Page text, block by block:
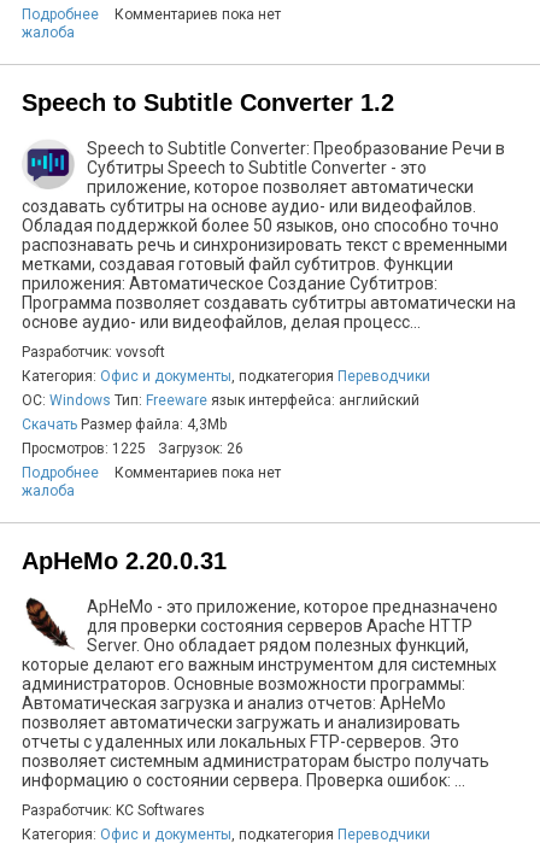
Подробнее
Комментариев пока нет
жалоба
Speech to Subtitle Converter 1.2
Speech to Subtitle Converter: Преобразование Речи в
Субтитры Speech to Subtitle Converter - это
приложение, которое позволяет автоматически
создавать субтитры на основе аудио- или видеофайлов.
Обладая поддержкой более 50 языков, оно способно точно
распознавать речь и синхронизировать текст с временными
метками, создавая готовый файл субтитров. Функции
приложения: Автоматическое Создание Субтитров:
Программа позволяет создавать субтитры автоматически на
основе аудио- или видеофайлов, делая процесс...
Разработчик: vovsoft
Категория: Офис и документы, подкатегория Переводчики
ОС: Windows Тип: Freeware язык интерфейса: английский
Скачать Размер файла: 4,3Mb
Просмотров: 1225
Загрузок: 26
Подробнее
Комментариев пока нет
жалоба
ApHeMo 2.20.0.31
ApHeMo - это приложение, которое предназначено
для проверки состояния серверов Apache HTTP
Server. Оно обладает рядом полезных функций,
которые делают его важным инструментом для системных
администраторов. Основные возможности программы:
Автоматическая загрузка и анализ отчетов: ApHeMo
позволяет автоматически загружать и анализировать
отчеты с удаленных или локальных FTP-серверов. Это
позволяет системным администраторам быстро получать
информацию о состоянии сервера. Проверка ошибок: ...
Разработчик: KC Softwares
Категория: Офис и документы, подкатегория Переводчики